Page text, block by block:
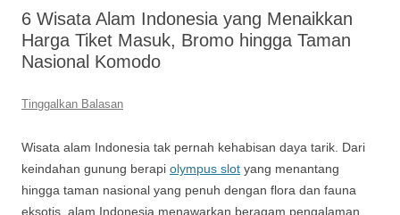
6 Wisata Alam Indonesia yang Menaikkan
Harga Tiket Masuk, Bromo hingga Taman
Nasional Komodo
Tinggalkan Balasan
Wisata alam Indonesia tak pernah kehabisan daya tarik. Dari
keindahan gunung berapi olympus slot yang menantang
hingga taman nasional yang penuh dengan flora dan fauna
eksotis, alam Indonesia menawarkan beragam pengalaman